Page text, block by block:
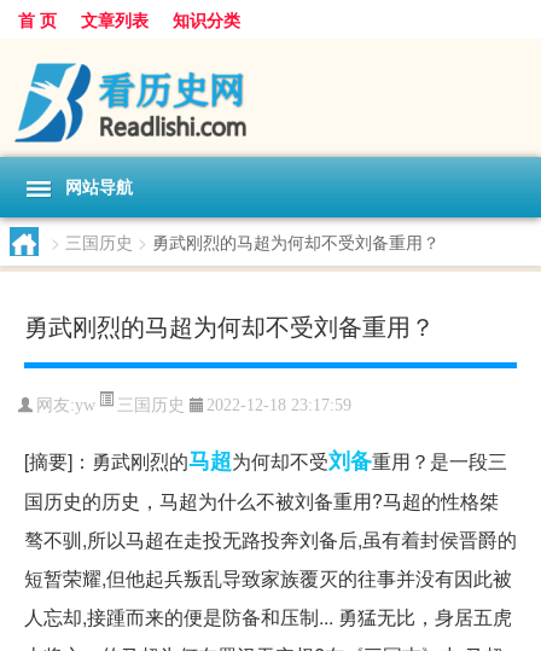
首 页 文章列表 知识分类
网站导航
> 三国历史 > 勇武刚烈的马超为何却不受刘备重用？
勇武刚烈的马超为何却不受刘备重用？
网友:yw 三国历史 2022-12-18 23:17:59
[摘要]：勇武刚烈的马超为何却不受刘备重用？是一段三
国历史的历史，马超为什么不被刘备重用?马超的性格桀
骜不驯,所以马超在走投无路投奔刘备后,虽有着封侯晋爵的
短暂荣耀,但他起兵叛乱导致家族覆灭的往事并没有因此被
人忘却,接踵而来的便是防备和压制... 勇猛无比，身居五虎